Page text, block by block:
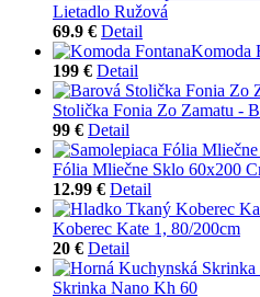
Lietadlo Ružová
69.9 € Detail
Komoda
199 € Detail
Stolička Fonia Zo Zamatu -
99 € Detail
Fólia Mliečne Sklo 60x200
12.99 € Detail
Koberec Kate 1, 80/200cm
20 € Detail
Skrinka Nano Kh 60